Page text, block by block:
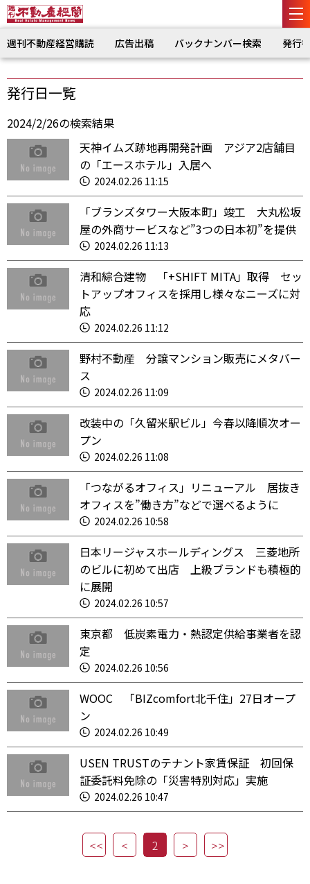
週刊不動産経営購読 広告出稿 バックナンバー検索 発行
発行日一覧
2024/2/26の検索結果
天神イムズ跡地再開発計画 アジア2店舗目
の「エースホテル」入居へ
2024.02.26 11:15
「ブランズタワー大阪本町」竣工 大丸松坂
屋の外商サービスなど”3つの日本初”を提供
2024.02.26 11:13
清和綜合建物 「+SHIFT MITA」取得 セッ
トアップオフィスを採用し様々なニーズに対
応
2024.02.26 11:12
野村不動産 分譲マンション販売にメタバー
ス
2024.02.26 11:09
改装中の「久留米駅ビル」今春以降順次オー
プン
2024.02.26 11:08
「つながるオフィス」リニューアル 居抜き
オフィスを”働き方”などで選べるように
2024.02.26 10:58
日本リージャスホールディングス 三菱地所
のビルに初めて出店 上級ブランドも積極的
に展開
2024.02.26 10:57
東京都 低炭素電力・熱認定供給事業者を認
定
2024.02.26 10:56
WOOC 「BIZcomfort北千住」27日オープ
ン
2024.02.26 10:49
USEN TRUSTのテナント家賃保証 初回保
証委託料免除の「災害特別対応」実施
2024.02.26 10:47
2